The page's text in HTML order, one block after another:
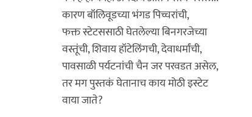
कारण बॉलिवूडच्या भंगड पिच्चरांची,
फक्त स्टेटससाठी घेतलेल्या बिनगरजेच्या
वस्तूंची, शिवाय हॉटेलिंगची, देवाधर्मांची,
पावसाळी पर्यटनांची चैन जर परवडत असेल,
तर मग पुस्तकं घेतानाच काय मोठी इस्टेट
वाया जाते?